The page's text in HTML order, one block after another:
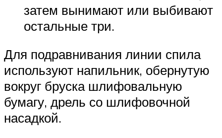
затем вынимают или выбивают
остальные три.
Для подравнивания линии спила
используют напильник, обернутую
вокруг бруска шлифовальную
бумагу, дрель со шлифовочной
насадкой.